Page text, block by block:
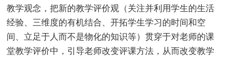
教学观念，把新的教学评价观（关注并利用学生的生活
经验、三维度的有机结合、开拓学生学习的时间和空
间、立足于人而不是物化的知识等）贯穿于对老师的课
堂教学评价中，引导老师改变评课方法，从而改变教学